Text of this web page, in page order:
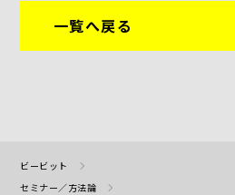
一覧へ戻る
ビービット
セミナー／方法論